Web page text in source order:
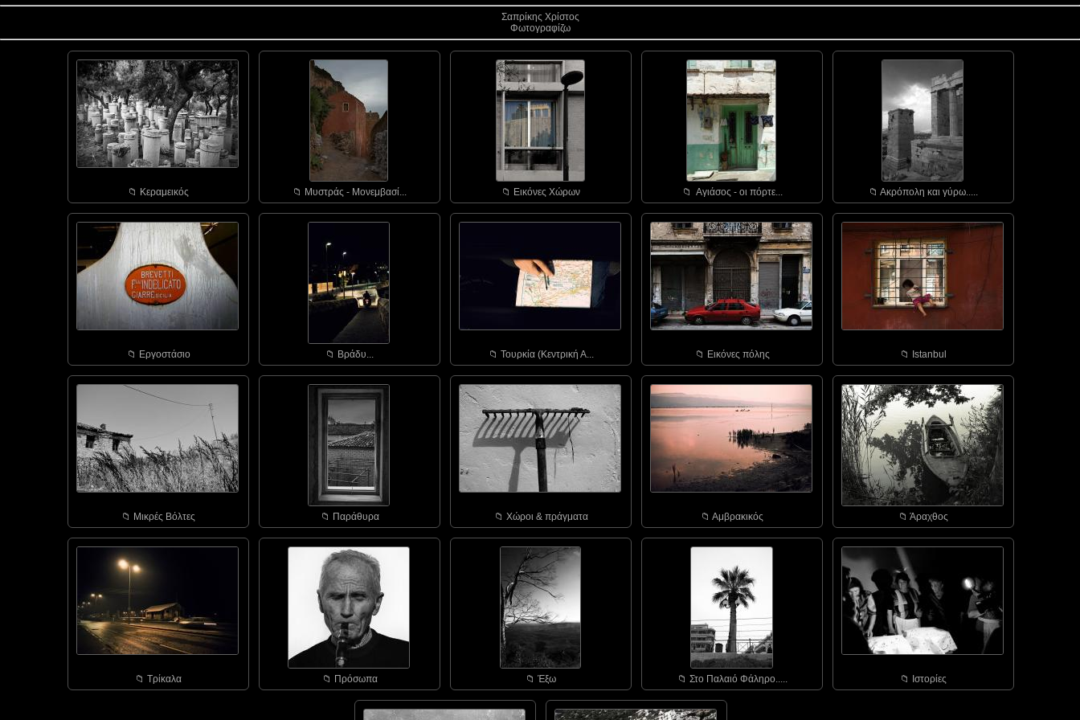
Σαπρίκης Χρίστος
Φωτογραφίζω
📁︎ Κεραμεικός 📁︎ Μυστράς - Μονεμβασί... 📁︎ Εικόνες Χώρων 📁︎ Αγιάσος - οι πόρτε... 📁︎ Ακρόπολη και γύρω.....
📁︎ Εργοστάσιο 📁︎ Bράδυ... 📁︎ Τουρκία (Κεντρική Α... 📁︎ Εικόνες πόλης 📁︎ Istanbul
📁︎ Μικρές Βόλτες 📁︎ Παράθυρα 📁︎ Χώροι & πράγματα 📁︎ Αμβρακικός 📁︎ Άραχθος
📁︎ Τρίκαλα 📁︎ Πρόσωπα 📁︎ Έξω 📁︎ Στο Παλαιό Φάληρο..... 📁︎ Ιστορίες